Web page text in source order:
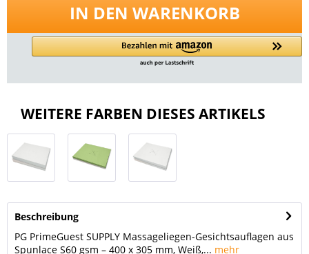
IN DEN WARENKORB
WEITERE FARBEN DIESES ARTIKELS
Beschreibung
PG PrimeGuest SUPPLY Massageliegen-Gesichtsauflagen aus
Spunlace S60 gsm – 400 x 305 mm, Weiß,... mehr